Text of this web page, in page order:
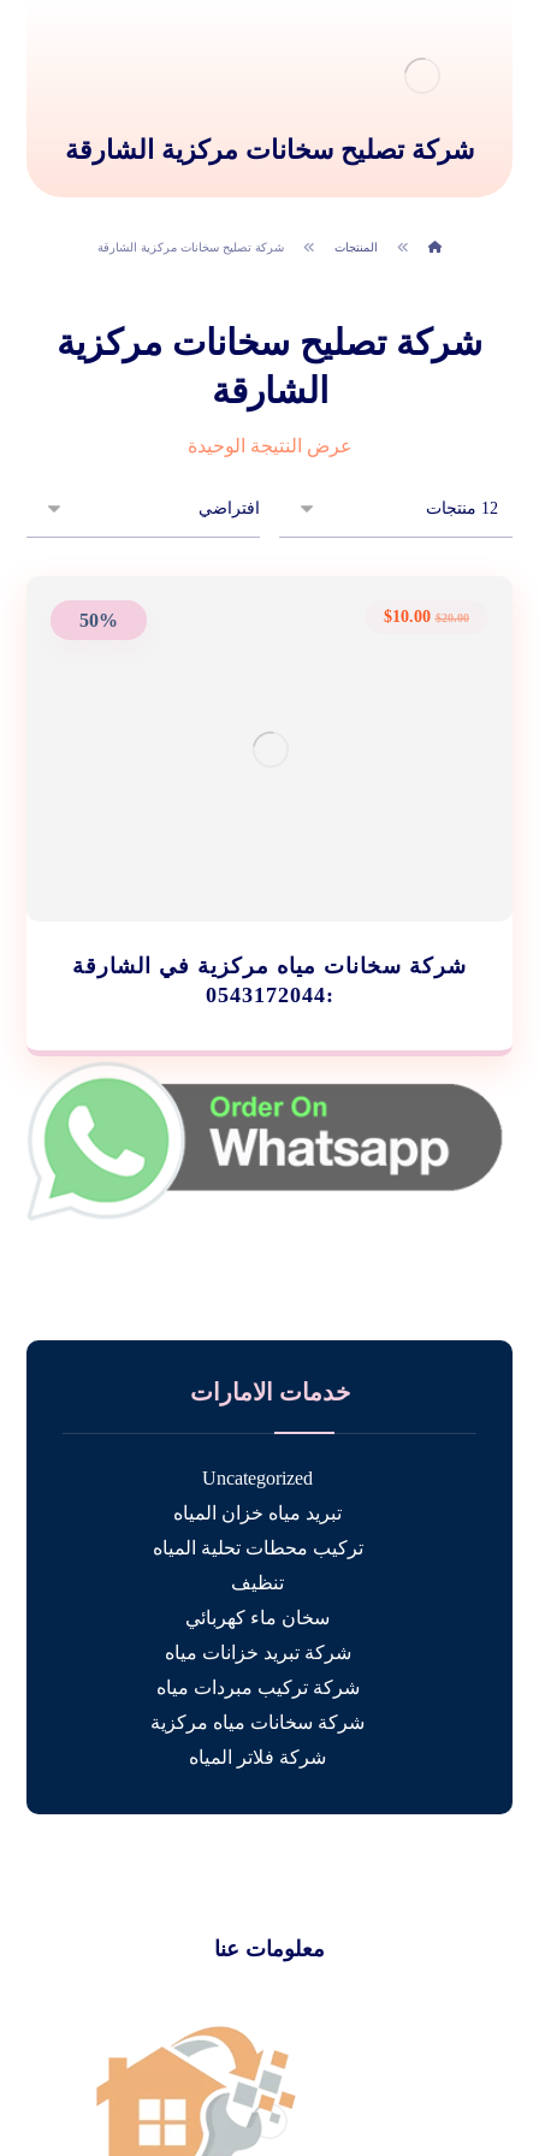
شركة تصليح سخانات مركزية الشارقة
المنتجات شركة تصليح سخانات مركزية الشارقة
شركة تصليح سخانات مركزية
الشارقة
عرض النتيجة الوحيدة
50%
شركة سخانات مياه مركزية في الشارقة
:0543172044
$20.00
$10.00
خدمات الامارات
Uncategorized
تبريد مياه خزان المياه
تركيب محطات تحلية المياه
تنظيف
سخان ماء كهربائي
شركة تبريد خزانات مياه
شركة تركيب مبردات مياه
شركة سخانات مياه مركزية
شركة فلاتر المياه
معلومات عنا